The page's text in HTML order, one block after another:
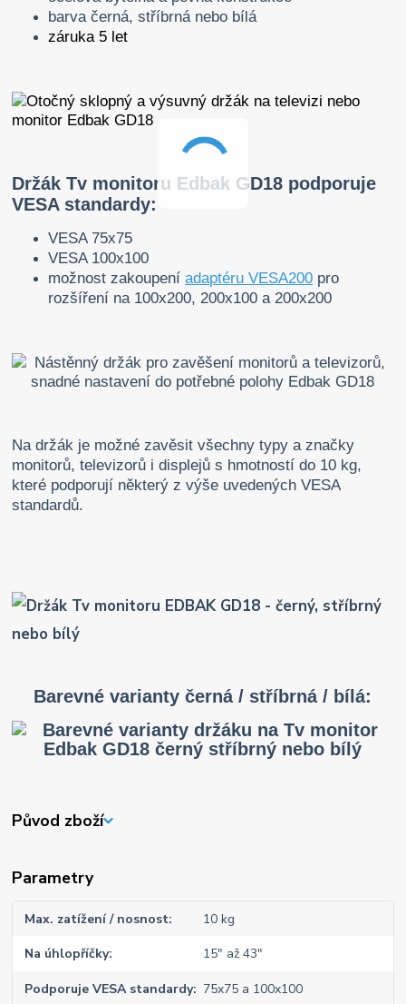
barva černá, stříbrná nebo bílá
záruka 5 let
Držák Tv monitoru Edbak GD18 podporuje
VESA standardy:
VESA 75x75
VESA 100x100
možnost zakoupeníadaptéru VESA200 pro
rozšíření na 100x200, 200x100 a 200x200
Na držák je možné zavěsit všechny typy a značky
monitorů, televizorů i displejů s hmotností do 10 kg,
které podporují některý z výše uvedených VESA
standardů.
Barevné varianty černá / stříbrná / bílá:
Původ zboží
Parametry
Max. zatížení / nosnost 10 kg
Na úhlopříčky 15" až 43"
Podporuje VESA standardy 75x75 a 100x100